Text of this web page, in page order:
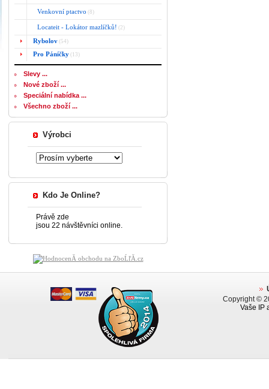
Venkovní ptactvo (8)
Locateit - Lokátor mazlíčků! (2)
Rybolov (54)
Pro Páníčky (13)
Slevy ...
Nové zboží ...
Speciální nabídka ...
Všechno zboží ...
Výrobci
Kdo Je Online?
Právě zde
jsou 22 návštěvníci online.
Copyright ©
Vaše IP